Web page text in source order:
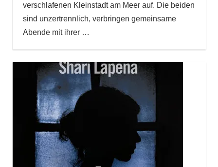
verschlafenen Kleinstadt am Meer auf. Die beiden
sind unzertrennlich, verbringen gemeinsame
Abende mit ihrer …